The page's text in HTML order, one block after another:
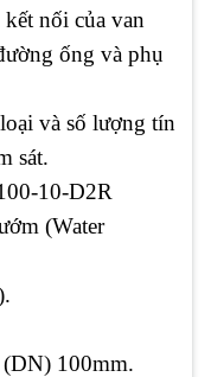
nối của van
ống và phụ
và số lượng tín
sát.
10-D2R
(Water
100mm.